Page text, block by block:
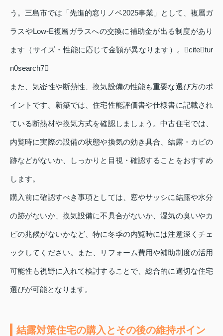
う。三島市では「先進的窓リノベ2025事業」として、複層ガ
ラスやLow‑E複層ガラスへの交換に補助金が出る制度があり
ます（サイズ・性能に応じて金額が異なります）。citetur
n0search7
また、気密性や断熱性、換気設備の性能も重要な選び方のポ
イントです。新築では、住宅性能評価書や仕様書に記載され
ている断熱材や換気方式を確認しましょう。中古住宅では、
内覧時に実際の設備の状態や換気の効き具合、結露・カビの
跡などがないか、しっかりと目視・確認することをおすすめ
します。
購入前に確認すべき事項としては、窓やサッシに結露や水分
の跡がないか、換気設備に不具合がないか、湿気の臭いやカ
ビの兆候がないかなど、特に冬季の内覧時には注意深くチェ
ックしてください。また、リフォーム費用や補助制度の活用
可能性も視野に入れて検討することで、総合的に適切な住宅
選びが可能となります。
結露対策住宅の購入とその後の維持ポイン